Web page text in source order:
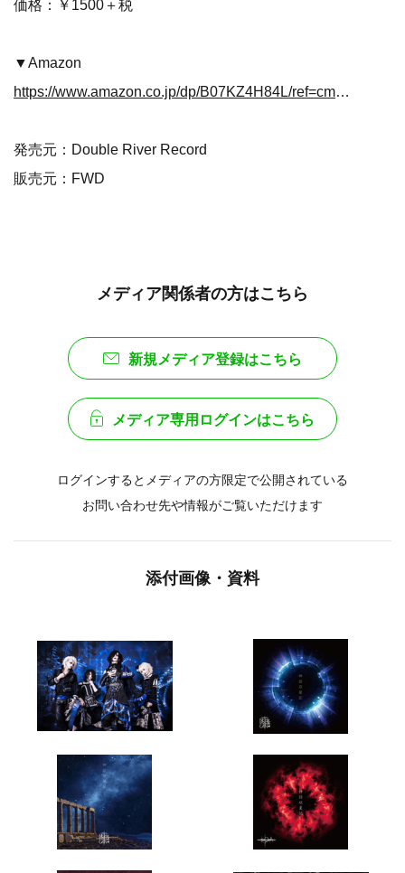
価格：￥1500＋税
▼Amazon
https://www.amazon.co.jp/dp/B07KZ4H84L/ref=cm_sw_r_tw_dp_U_x_g3DsCbYMJRZMN
発売元：Double River Record
販売元：FWD
メディア関係者の方はこちら
新規メディア登録はこちら
メディア専用ログインはこちら
ログインするとメディアの方限定で公開されている
お問い合わせ先や情報がご覧いただけます
添付画像・資料